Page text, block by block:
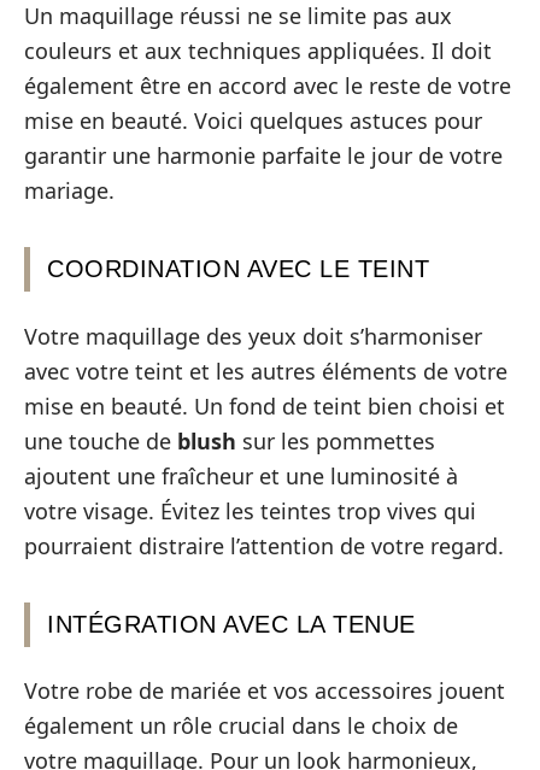
Un maquillage réussi ne se limite pas aux
couleurs et aux techniques appliquées. Il doit
également être en accord avec le reste de votre
mise en beauté. Voici quelques astuces pour
garantir une harmonie parfaite le jour de votre
mariage.
COORDINATION AVEC LE TEINT
Votre maquillage des yeux doit s’harmoniser
avec votre teint et les autres éléments de votre
mise en beauté. Un fond de teint bien choisi et
une touche de blush sur les pommettes
ajoutent une fraîcheur et une luminosité à
votre visage. Évitez les teintes trop vives qui
pourraient distraire l’attention de votre regard.
INTÉGRATION AVEC LA TENUE
Votre robe de mariée et vos accessoires jouent
également un rôle crucial dans le choix de
votre maquillage. Pour un look harmonieux,